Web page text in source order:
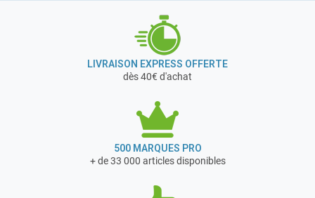
LIVRAISON EXPRESS OFFERTE
dès 40€ d'achat
500 MARQUES PRO
+ de 33 000 articles disponibles